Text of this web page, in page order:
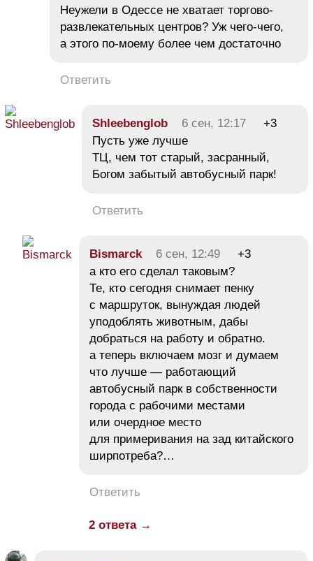
Неужели в Одессе не хватает торгово-
развлекательных центров? Уж чего-чего,
а этого по-моему более чем достаточно
Ответить
Shleebenglob 6 сен, 12:17
+3
Пусть уже лучше
ТЦ, чем тот старый, засранный,
Богом забытый автобусный парк!
Ответить
Bismarck 6 сен, 12:49
+3
а кто его сделал таковым?
Те, кто сегодня снимает пенку
с маршруток, вынуждая людей
уподоблять животным, дабы
добраться на работу и обратно.
а теперь включаем мозг и думаем
что лучше — работающий
автобусный парк в собственности
города с рабочими местами
или очердное место
для примеривания на зад китайского
ширпотреба?…
Ответить
2 ответа →